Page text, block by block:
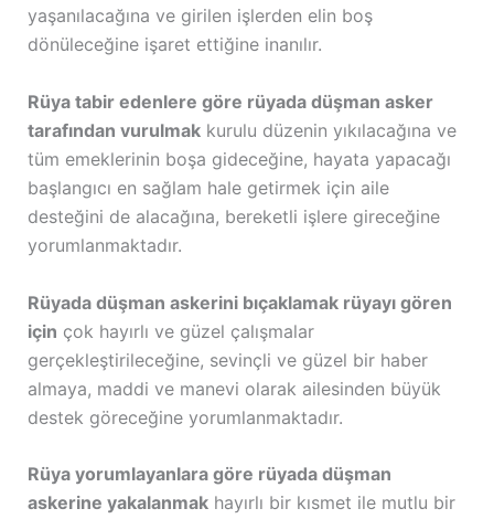
yaşanılacağına ve girilen işlerden elin boş
dönüleceğine işaret ettiğine inanılır.
Rüya tabir edenlere göre rüyada düşman asker
tarafından vurulmakkurulu düzenin yıkılacağına ve
tüm emeklerinin boşa gideceğine, hayata yapacağı
başlangıcı en sağlam hale getirmek için aile
desteğini de alacağına, bereketli işlere gireceğine
yorumlanmaktadır.
Rüyada düşman askerini bıçaklamak rüyayı gören
için çok hayırlı ve güzel çalışmalar
gerçekleştirileceğine, sevinçli ve güzel bir haber
almaya, maddi ve manevi olarak ailesinden büyük
destek göreceğine yorumlanmaktadır.
Rüya yorumlayanlara göre rüyada düşman
askerine yakalanmakhayırlı bir kısmet ile mutlu bir